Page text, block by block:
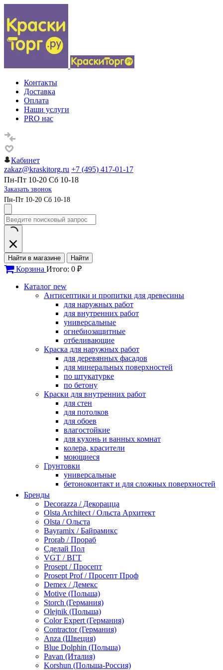
Контакты
Доставка
Оплата
Наши услуги
PRO нас
Кабинет
zakaz@kraskitorg.ru +7 (495) 417-01-17
Пн-Пт 10-20 Сб 10-18
Заказать звонок
Пн-Пт 10-20 Сб 10-18
Найти в магазине Найти
Корзина Итого: 0 ₽
Каталог new
Антисептики и пропитки для древесины
для наружных работ
для внутренних работ
универсальные
огнебиозащитные
отбеливающие
Краска для наружных работ
для деревянных фасадов
для минеральных поверхностей
по штукатурке
по бетону
Краски для внутренних работ
для стен
для потолков
для обоев
влагостойкие
для кухонь и ванных комнат
колера, красители
моющиеся
Грунтовки
универсальные
бетоноконтакт и для сложных поверхностей
по металлу
антикорозийные
под декоративные штукатурки
для гипсокартона
под штукатурку
Герметик
акриловые
силиконовые универсальные, нейтральные
силиконовые санитарные (антигрибковые)
шовные для срубов
для кровли
для каминов
полиуретановые
Декоративные штукатурки и краски
краски для декора, патина
мокрый шелк
венецианские (эффект мрамора)
песок (эффект песчаных вихрей)
декоративная шпаклевка
Бренды
Decorazza / Декорацца
Olsta Architect / Ольста Архитект
Olsta / Ольста
Bayramix / Байрамикс
Prorab / Прораб
Сделай Пол
VGT / ВГТ
Prosept / Просепт
Prosept Prof / Просепт Проф
Demex / Демекс
Motive (Польша)
Storch (Германия)
Olejnik (Польша)
Color Expert (Германия)
Contractor (Германия)
Anza (Швеция)
Blue Dolphin (Польша)
Pavan (Италия)
Korshun (Польша-Россия)